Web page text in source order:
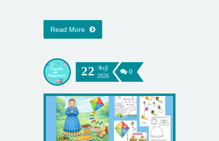
Read More
22
Φεβ
2026
0